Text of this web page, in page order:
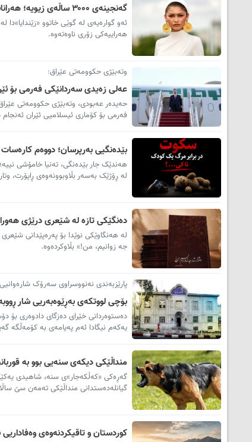
گەنجینەی ۳۰۰۰ ساڵەی زیویە؛ هەرانانەوەی زێندایا و کەلەپووری گرنگی کوردستان
ئەو گوارەیەی لە گوێی خاتوو
هەراییەکی زۆری ناوەتەوە.
وتەبێژی حکوومەتی عێراق:
عەلی زەیدی سەردانێکی فەرمی بۆ
حەیدەر عەبودی، وتەبێژی حکوومەتی
فەرمی بۆ کۆماری ئیسلامیی ئێران
بێدەنگیی بەرپرسان؛ دووەم
هەندێک جار بێدەنگی، تەنیا خامۆشی نییە؛
لە ڕۆژێک بەسەر بڵاوبوونەوەی ڕاپۆرت،
دەنگێکی تازە لە شێعری درێژی
لە هەنگاوێکی نوێدا بۆ پەرەپێدانی
جە زوانیم، من!» بڵاوکردەوە.
پارێزبەندی نەنووسراوی سەرۆک
بۆچی لووتکەی بەڕێوەبەریی شار
دەستوەردانی خێرای دەزگای دادوەری بۆ
یەکەم نیگادا ئەم پەیامەی بە کۆمەڵگە
منداڵێکی دیکەی سنەیی بوو بە
گەڕەکی «کەڵکەجار»ی سنە، شاهیدی یەکێک
گیانلەدەستدانی منداڵێکی تەمەن سێ
کوردستان و تاقیکردنەوەی